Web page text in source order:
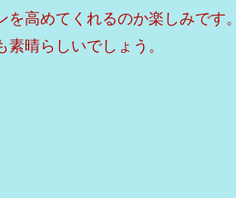
を高めてくれるのか楽しみです
晴らしいでしょう。